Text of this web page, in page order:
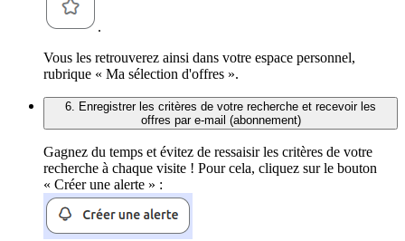
.
Vous les retrouverez ainsi dans votre espace personnel,
rubrique « Ma sélection d'offres ».
6. Enregistrer les critères de votre recherche et recevoir les
offres par e-mail (abonnement)
Gagnez du temps et évitez de ressaisir les critères de votre
recherche à chaque visite ! Pour cela, cliquez sur le bouton
« Créer une alerte » :